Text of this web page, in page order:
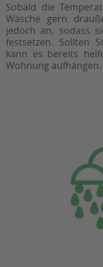
Sobald die
Wäsche gern
jedoch an, sodass
festsetzen. Sollten
kann es bereits
Wohnung aufhängen.